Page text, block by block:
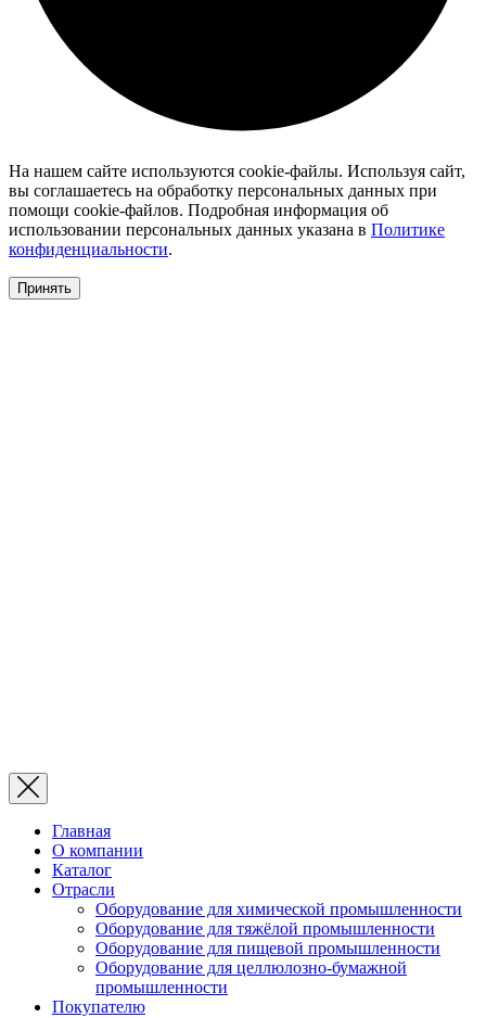
На нашем сайте используются cookie-файлы. Используя сайт,
вы соглашаетесь на обработку персональных данных при
помощи cookie-файлов. Подробная информация об
использовании персональных данных указана в Политике
конфиденциальности.
Принять
Главная
О компании
Каталог
Отрасли
Оборудование для химической промышленности
Оборудование для тяжёлой промышленности
Оборудование для пищевой промышленности
Оборудование для целлюлозно-бумажной
промышленности
Покупателю